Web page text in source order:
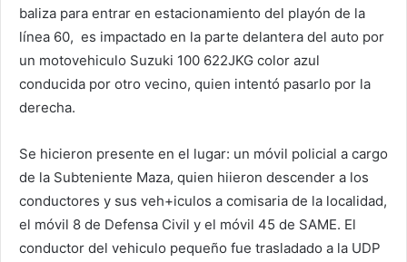
baliza para entrar en estacionamiento del playón de la
línea 60, es impactado en la parte delantera del auto por
un motovehiculo Suzuki 100 622JKG color azul
conducida por otro vecino, quien intentó pasarlo por la
derecha.
Se hicieron presente en el lugar: un móvil policial a cargo
de la Subteniente Maza, quien hiieron descender a los
conductores y sus veh+iculos a comisaria de la localidad,
el móvil 8 de Defensa Civil y el móvil 45 de SAME. El
conductor del vehiculo pequeño fue trasladado a la UDP